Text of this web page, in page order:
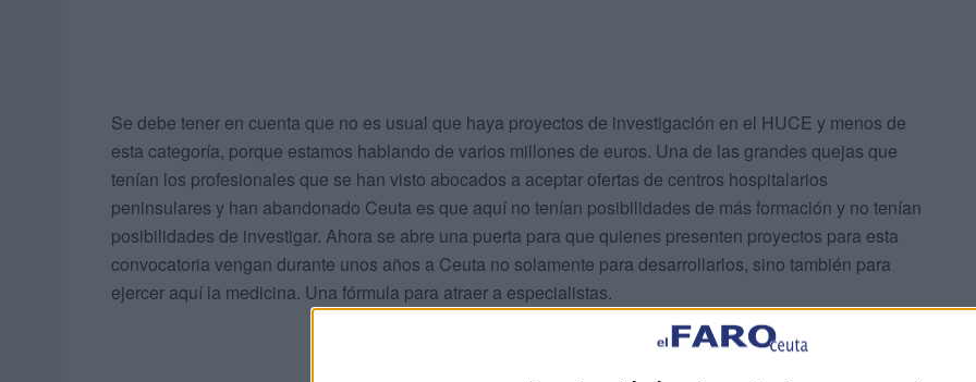
Se debe tener en cuenta que no es usual que haya proyectos de investigación en el HUCE y menos de
esta categoría, porque estamos hablando de varios millones de euros. Una de las grandes quejas que
tenían los profesionales que se han visto abocados a aceptar ofertas de centros hospitalarios
peninsulares y han abandonado Ceuta es que aquí no tenían posibilidades de más formación y no tenían
posibilidades de investigar. Ahora se abre una puerta para que quienes presenten proyectos para esta
convocatoria vengan durante unos años a Ceuta no solamente para desarrollarlos, sino también para
ejercer aquí la medicina. Una fórmula para atraer a especialistas.